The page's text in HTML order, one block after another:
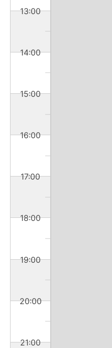
13:00
14:00
15:00
16:00
17:00
18:00
19:00
20:00
21:00